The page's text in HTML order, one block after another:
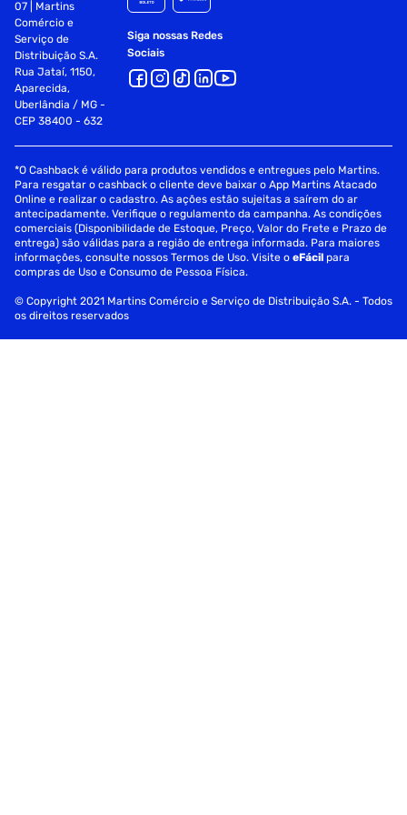
07 | Martins
Comércio e
Serviço de
Distribuição S.A.
Rua Jataí, 1150,
Aparecida,
Uberlândia / MG -
CEP 38400 - 632
Siga nossas Redes
Sociais
*O Cashback é válido para produtos vendidos e entregues pelo Martins.
Para resgatar o cashback o cliente deve baixar o App Martins Atacado
Online e realizar o cadastro. As ações estão sujeitas a saírem do ar
antecipadamente. Verifique o regulamento da campanha. As condições
comerciais (Disponibilidade de Estoque, Preço, Valor do Frete e Prazo de
entrega) são válidas para a região de entrega informada. Para maiores
informações, consulte nossos Termos de Uso. Visite oeFácil para
compras de Uso e Consumo de Pessoa Física.
© Copyright 2021 Martins Comércio e Serviço de Distribuição S.A. - Todos
os direitos reservados